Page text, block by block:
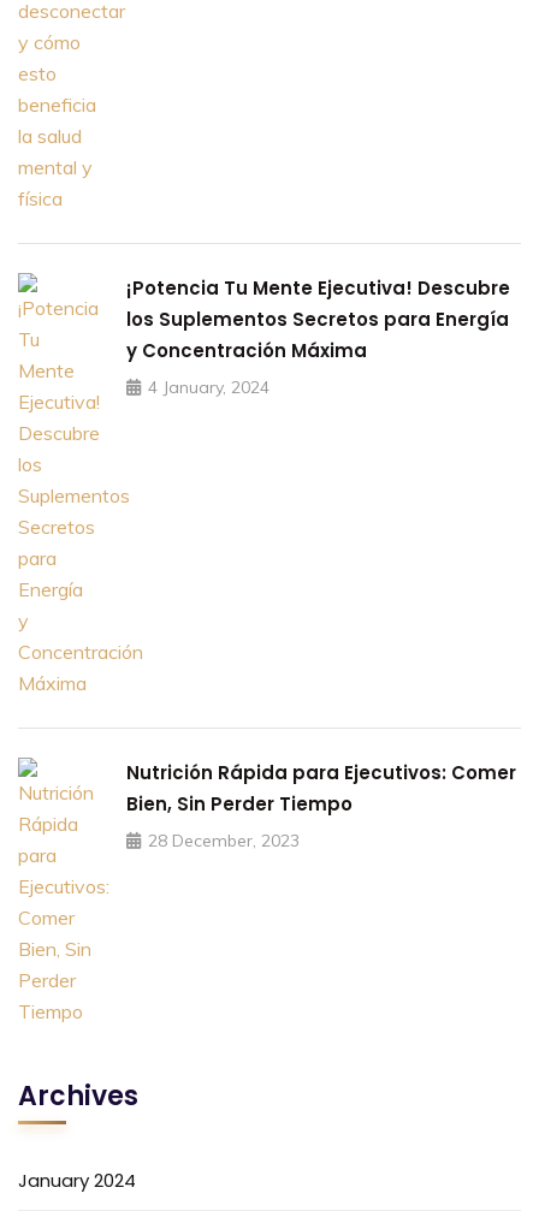
¡Potencia Tu Mente Ejecutiva! Descubre
los Suplementos Secretos para Energía
y Concentración Máxima
4 January, 2024
Nutrición Rápida para Ejecutivos: Comer
Bien, Sin Perder Tiempo
28 December, 2023
Archives
January 2024